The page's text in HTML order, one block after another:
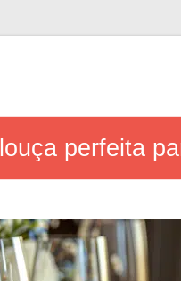
perfeita